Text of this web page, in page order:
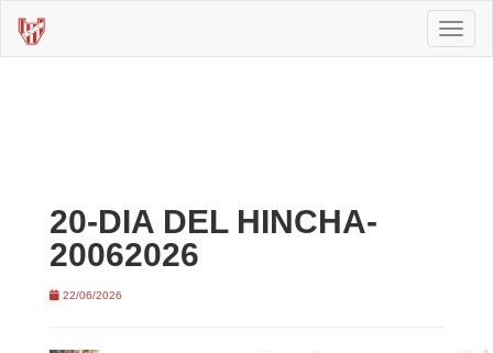
20-DIA DEL HINCHA-
20062026
22/06/2026